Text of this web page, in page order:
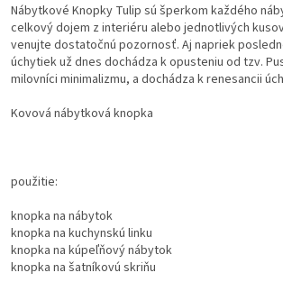
Nábytkové Knopky Tulip sú šperkom každého
celkový dojem z interiéru alebo jednotlivých
venujte dostatočnú pozornosť. Aj napriek
úchytiek už dnes dochádza k opusteniu od tzv.
milovníci minimalizmu, a dochádza k renesancii
Kovová nábytková knopka
použitie:
knopka na nábytok
knopka na kuchynskú linku
knopka na kúpeľňový nábytok
knopka na šatníkovú skriňu